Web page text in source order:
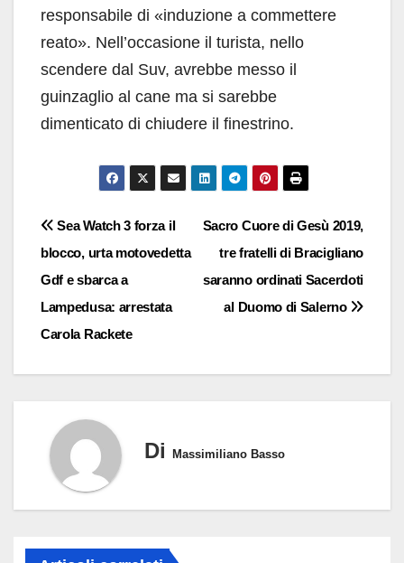
responsabile di «induzione a commettere
reato». Nell’occasione il turista, nello
scendere dal Suv, avrebbe messo il
guinzaglio al cane ma si sarebbe
dimenticato di chiudere il finestrino.
Navigazione
articoli
Sacro Cuore di Gesù 2019,
tre fratelli di Bracigliano
saranno ordinati Sacerdoti
al Duomo di Salerno
Sea Watch 3 forza il
blocco, urta motovedetta
Gdf e sbarca a
Lampedusa: arrestata
Carola Rackete
Di Massimiliano Basso